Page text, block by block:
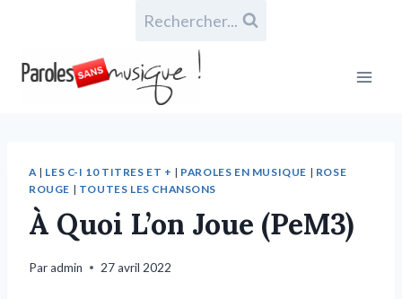
Rechercher...
A| LES C-I 10 TITRES ET + | PAROLES EN MUSIQUE | ROSE
ROUGE | TOUTES LES CHANSONS
À Quoi L’on Joue (PeM3)
Paradmin 27 avril 2022